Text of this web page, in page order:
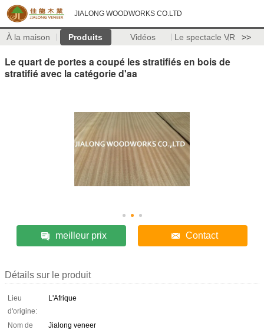
JIALONG WOODWORKS CO.LTD
À la maison Produits Vidéos Le spectacle VR >>
Le quart de portes a coupé les stratifiés en bois de
stratifié avec la catégorie d'aa
meilleur prix Contact
Détails sur le produit
Lieu
d'origine:
L'Afrique
Nom de
Jialong veneer